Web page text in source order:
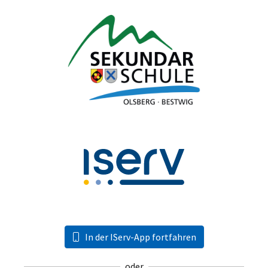
In der IServ-App fortfahren